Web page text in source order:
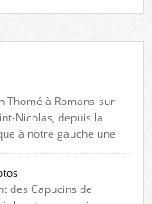
Thomé à Romans-sur-
Nicolas, depuis la
à notre gauche une
sont ornées de
on peut voir une
des Capucins de